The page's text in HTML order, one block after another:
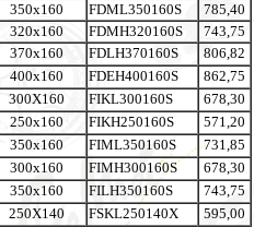
350x160 FDML350160S
785,40
320x160 FDMH320160S
743,75
370x160 FDLH370160S
806,82
400x160 FDEH400160S
862,75
300X160 FIKL300160S
678,30
250x160 FIKH250160S
571,20
350x160 FIML350160S
731,85
300x160 FIMH300160S
678,30
350x160 FILH350160S
743,75
250X140 FSKL250140X
595,00